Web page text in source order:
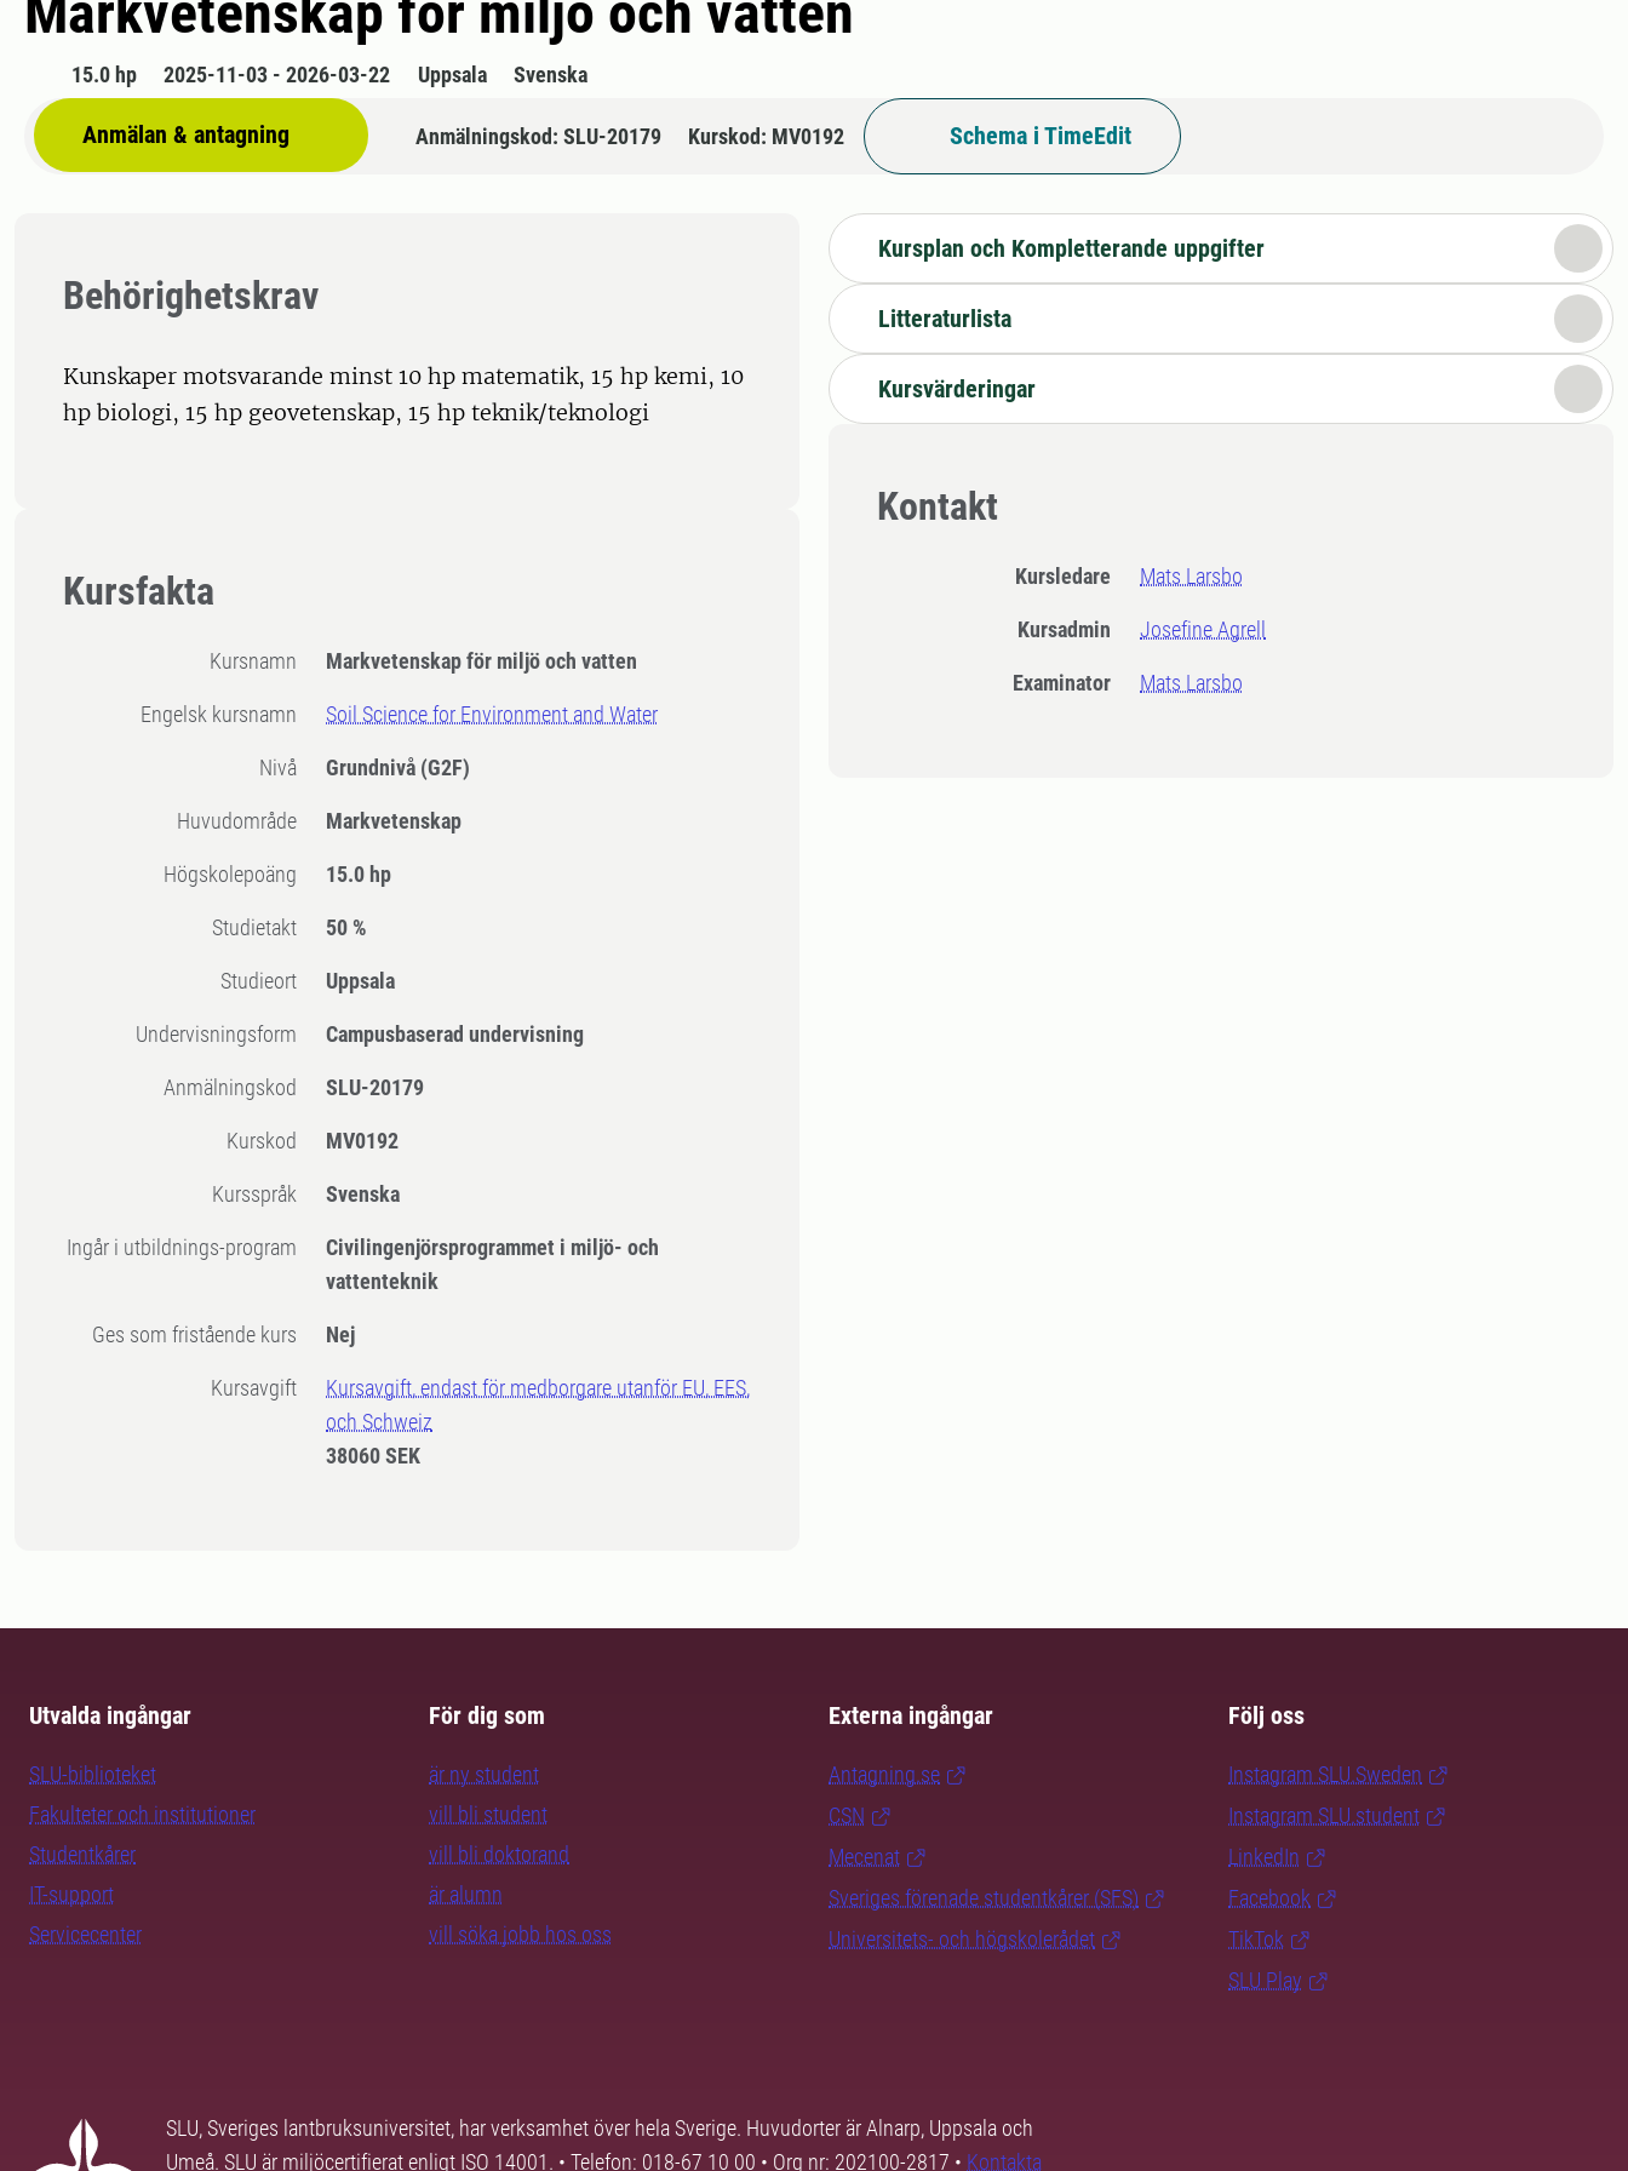
15.0 hp 2025-11-03 - 2026-03-22 Uppsala Svenska
Anmälan & antagning Anmälningskod: SLU-20179 Kurskod: MV0192 Schema i TimeEdit
Behörighetskrav
Kunskaper motsvarande minst 10 hp matematik, 15 hp kemi, 10
hp biologi, 15 hp geovetenskap, 15 hp teknik/teknologi
Kursfakta
Kursnamn Markvetenskap för miljö och vatten
Engelsk kursnamn Soil Science for Environment and Water
Nivå Grundnivå (G2F)
Huvudområde Markvetenskap
högskolepoäng 15.0 hp
Studietakt 50 %
Studieort Uppsala
Undervisningsform Campusbaserad undervisning
Anmälningskod SLU-20179
Kurskod MV0192
Kursspråk Svenska
Ingår i utbildnings-program
Civilingenjörsprogrammet i miljö- och
vattenteknik
Ges som fristående kurs Nej
Kursavgift
Kursavgift, endast för medborgare utanför EU, EES,
och Schweiz
38060 SEK
Kursplan och Kompletterande uppgifter
Litteraturlista
Kursvärderingar
Kontakt
Kursledare Mats Larsbo
Kursadmin Josefine Agrell
Examinator Mats Larsbo
Utvalda ingångar
SLU-biblioteket
Fakulteter och institutioner
Studentkårer
IT-support
Servicecenter
För dig som
är ny student
vill bli student
vill bli doktorand
är alumn
vill söka jobb hos oss
Externa ingångar
Antagning.se
CSN
Mecenat
Sveriges förenade studentkårer (SFS)
Universitets- och högskolerådet
Följ oss
Instagram SLU.Sweden
Instagram SLU.student
LinkedIn
Facebook
TikTok
SLU Play
SLU, Sveriges lantbruksuniversitet, har verksamhet över hela Sverige. Huvudorter är Alnarp, Uppsala och
Umeå. SLU är miljöcertifierat enligt ISO 14001. • Telefon: 018-67 10 00 • Org nr: 202100-2817 • Kontakta